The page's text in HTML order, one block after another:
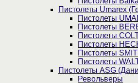
Пистолеты Umarex
Пистолеты
Пистолеты
Пистолеты
Пистолеты
Пистолеты
Пистолеты
Пистолеты ASG
Револьверы